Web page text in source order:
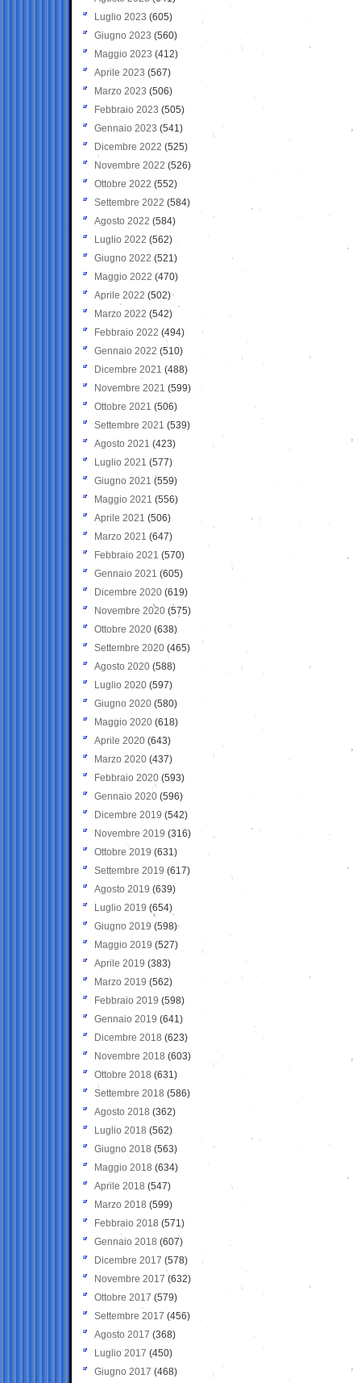
Luglio 2023 (605)
Giugno 2023 (560)
Maggio 2023 (412)
Aprile 2023 (567)
Marzo 2023 (506)
Febbraio 2023 (505)
Gennaio 2023 (541)
Dicembre 2022 (525)
Novembre 2022 (526)
Ottobre 2022 (552)
Settembre 2022 (584)
Agosto 2022 (584)
Luglio 2022 (562)
Giugno 2022 (521)
Maggio 2022 (470)
Aprile 2022 (502)
Marzo 2022 (542)
Febbraio 2022 (494)
Gennaio 2022 (510)
Dicembre 2021 (488)
Novembre 2021 (599)
Ottobre 2021 (506)
Settembre 2021 (539)
Agosto 2021 (423)
Luglio 2021 (577)
Giugno 2021(559)
Maggio 2021 (556)
Aprile 2021 (506)
Marzo 2021 (647)
Febbraio 2021 (570)
Gennaio 2021 (605)
Dicembre 2020 (619)
Novembre 2020 (575)
Ottobre 2020 (638)
Settembre 2020(465)
Agosto 2020 (588)
Luglio 2020 (597)
Giugno 2020 (580)
Maggio 2020 (618)
Aprile 2020 (643)
Marzo 2020 (437)
Febbraio 2020 (593)
Gennaio 2020 (596)
Dicembre 2019 (542)
Novembre 2019 (316)
Ottobre 2019 (631)
Settembre 2019 (617)
Agosto 2019 (639)
Luglio 2019 (654)
Giugno 2019 (598)
Maggio 2019 (527)
Aprile 2019 (383)
Marzo 2019 (562)
Febbraio 2019 (598)
Gennaio 2019 (641)
Dicembre 2018 (623)
Novembre 2018 (603)
Ottobre 2018 (631)
Settembre 2018 (586)
Agosto 2018 (362)
Luglio 2018 (562)
Giugno 2018 (563)
Maggio 2018 (634)
Aprile 2018 (547)
Marzo 2018 (599)
Febbraio 2018 (571)
Gennaio 2018 (607)
Dicembre 2017 (578)
Novembre 2017 (632)
Ottobre 2017 (579)
Settembre 2017 (456)
Agosto 2017 (368)
Luglio 2017 (450)
Giugno 2017 (468)